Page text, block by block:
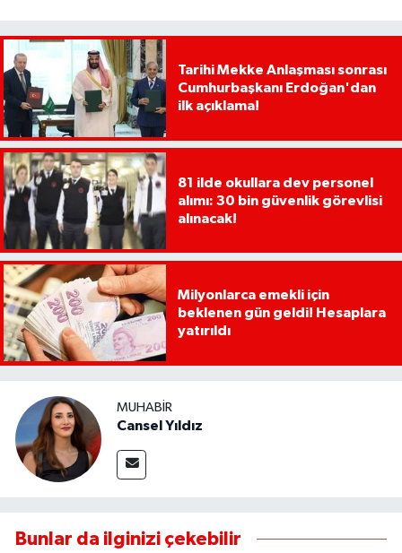
Tarihi Mekke Anlaşması sonrası
Cumhurbaşkanı Erdoğan'dan
ilk açıklama!
81 ilde okullara dev personel
alımı: 30 bin güvenlik görevlisi
alınacak!
Milyonlarca emekli için
beklenen gün geldi! Hesaplara
yatırıldı
MUHABIR
Cansel Yıldız
Bunlar da ilginizi çekebilir